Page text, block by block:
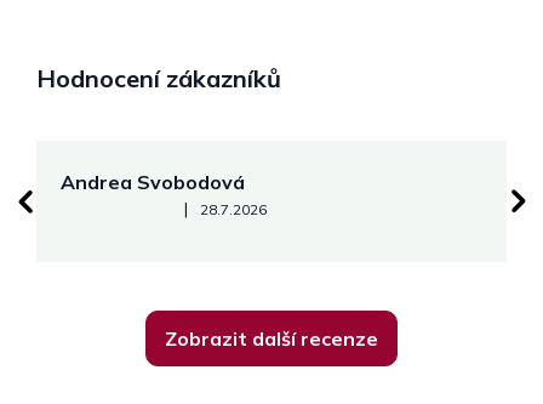
Hodnocení zákazníků
Andrea Svobodová
Hodnocení obchodu je 5 z 5 hvězdiček.
| 28.7.2026
Zobrazit další recenze